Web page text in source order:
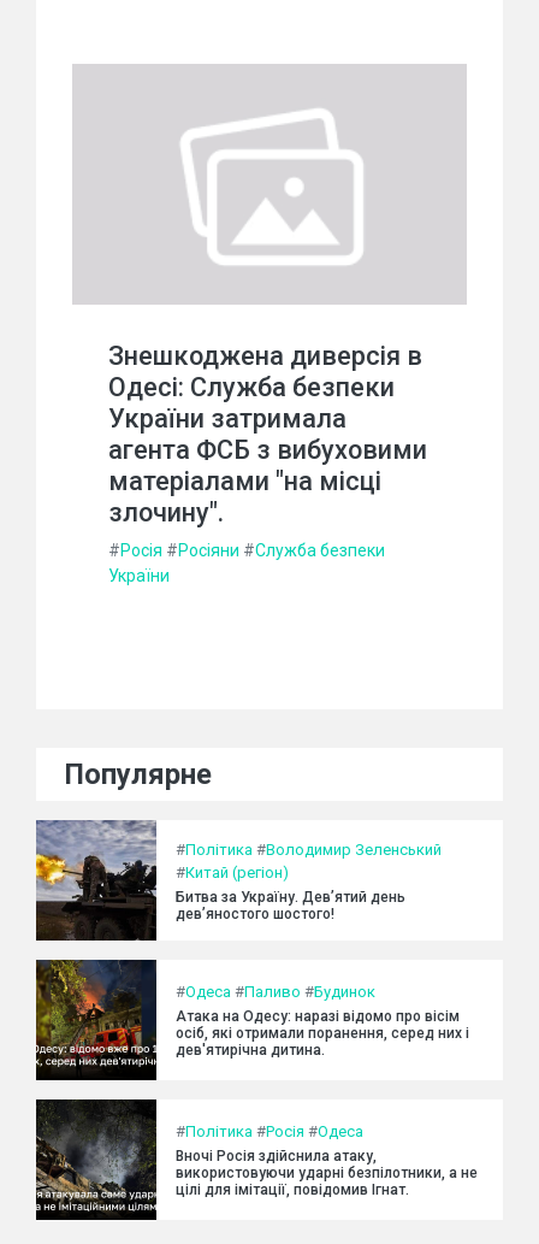
Знешкоджена диверсія в
Одесі: Служба безпеки
України затримала
агента ФСБ з вибуховими
матеріалами "на місці
злочину".
#Росія #Росіяни #Служба безпеки
України
Популярне
#Політика #Володимир Зеленський
#Китай (регіон)
Битва за Україну. Дев’ятий день
дев’яностого шостого!
#Одеса #Паливо #Будинок
Атака на Одесу: наразі відомо про вісім
осіб, які отримали поранення, серед них і
дев'ятирічна дитина.
#Політика #Росія #Одеса
Вночі Росія здійснила атаку,
використовуючи ударні безпілотники, а не
цілі для імітації, повідомив Ігнат.